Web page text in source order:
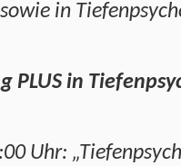
in
PLUS in
Uhr: